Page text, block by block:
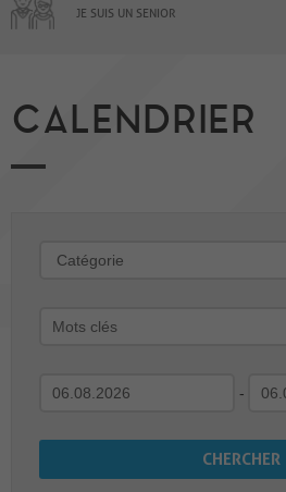
JE SUIS UN SENIOR
CALENDRIER
-